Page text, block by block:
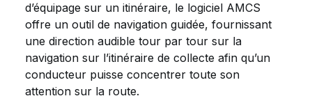
d’équipage sur un itinéraire, le logiciel AMCS
offre un outil de navigation guidée, fournissant
une direction audible tour par tour sur la
navigation sur l’itinéraire de collecte afin qu’un
conducteur puisse concentrer toute son
attention sur la route.